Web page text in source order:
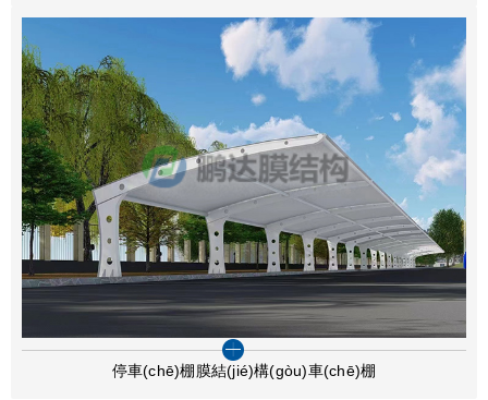
停車(chē)棚膜結(jié)構(gòu)車(chē)棚